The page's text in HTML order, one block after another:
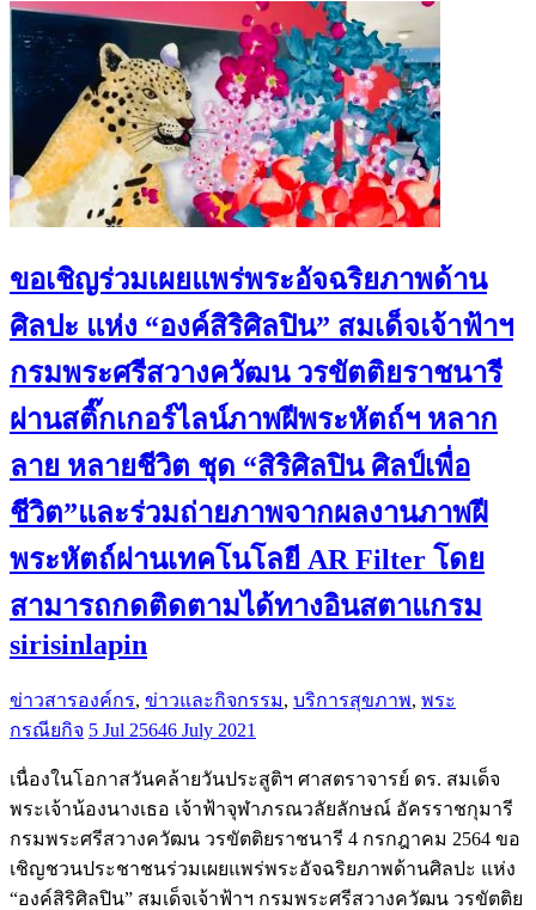
ขอเชิญร่วมเผยแพร่พระอัจฉริยภาพด้าน
ศิลปะ แห่ง “องค์สิริศิลปิน” สมเด็จเจ้าฟ้าฯ
กรมพระศรีสวางควัฒน วรขัตติยราชนารี
ผ่านสติ๊กเกอร์ไลน์ภาพฝีพระหัตถ์ฯ หลาก
ลาย หลายชีวิต ชุด “สิริศิลปิน ศิลป์เพื่อ
ชีวิต”และร่วมถ่ายภาพจากผลงานภาพฝี
พระหัตถ์ผ่านเทคโนโลยี AR Filter โดย
สามารถกดติดตามได้ทางอินสตาแกรม
sirisinlapin
ข่าวสารองค์กร, ข่าวและกิจกรรม, บริการสุขภาพ, พระ
กรณียกิจ 5 Jul 25646 July 2021
เนื่องในโอกาสวันคล้ายวันประสูติฯ ศาสตราจารย์ ดร. สมเด็จ
พระเจ้าน้องนางเธอ เจ้าฟ้าจุฬาภรณวลัยลักษณ์ อัครราชกุมารี
กรมพระศรีสวางควัฒน วรขัตติยราชนารี 4 กรกฎาคม 2564 ขอ
เชิญชวนประชาชนร่วมเผยแพร่พระอัจฉริยภาพด้านศิลปะ แห่ง
“องค์สิริศิลปิน” สมเด็จเจ้าฟ้าฯ กรมพระศรีสวางควัฒน วรขัตติย